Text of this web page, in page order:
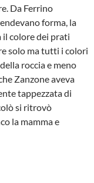
Da Ferrino
forma, la
il colore dei prati
solo ma tutti i colori
roccia e meno
Zanzone aveva
tappezzata di
si ritrovò
la mamma e